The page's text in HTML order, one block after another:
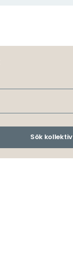
Sök